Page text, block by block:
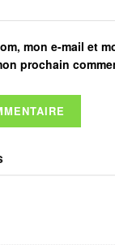
mon e-mail et
prochain